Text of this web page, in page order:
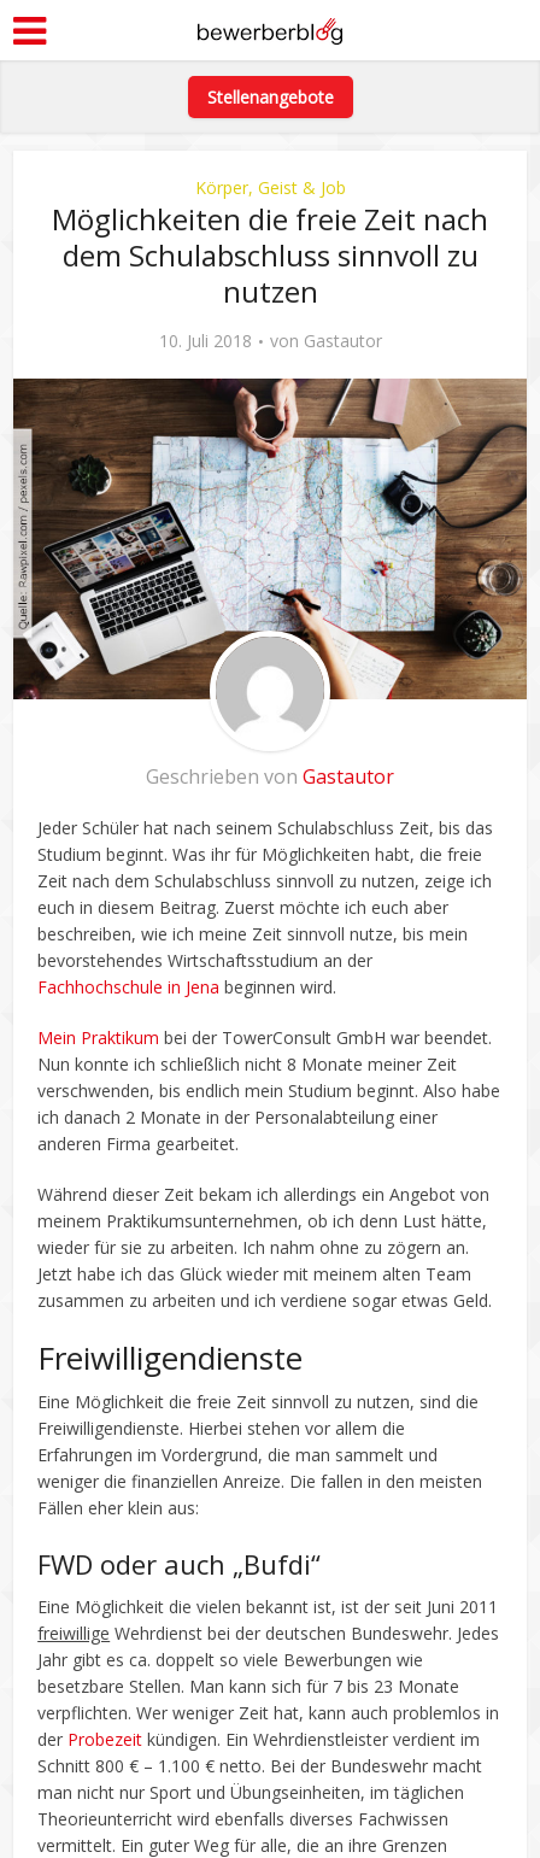
Stellenangebote
Körper, Geist & Job
Möglichkeiten die freie Zeit nach
dem Schulabschluss sinnvoll zu
nutzen
10. Juli 2018 von Gastautor
Geschrieben von Gastautor
Jeder Schüler hat nach seinem Schulabschluss Zeit, bis das
Studium beginnt. Was ihr für Möglichkeiten habt, die freie
Zeit nach dem Schulabschluss sinnvoll zu nutzen, zeige ich
euch in diesem Beitrag. Zuerst möchte ich euch aber
beschreiben, wie ich meine Zeit sinnvoll nutze, bis mein
bevorstehendes Wirtschaftsstudium an der
Fachhochschule in Jena beginnen wird.
Mein Praktikumbei der TowerConsult GmbH war beendet.
Nun konnte ich schließlich nicht 8 Monate meiner Zeit
verschwenden, bis endlich mein Studium beginnt. Also habe
ich danach 2 Monate in der Personalabteilung einer
anderen Firma gearbeitet.
Während dieser Zeit bekam ich allerdings ein Angebot von
meinem Praktikumsunternehmen, ob ich denn Lust hätte,
wieder für sie zu arbeiten. Ich nahm ohne zu zögern an.
Jetzt habe ich das Glück wieder mit meinem alten Team
zusammen zu arbeiten und ich verdiene sogar etwas Geld.
Freiwilligendienste
Eine Möglichkeit die freie Zeit sinnvoll zu nutzen, sind die
Freiwilligendienste. Hierbei stehen vor allem die
Erfahrungen im Vordergrund, die man sammelt und
weniger die finanziellen Anreize. Die fallen in den meisten
Fällen eher klein aus:
FWD oder auch „Bufdi“
Eine Möglichkeit die vielen bekannt ist, ist der seit Juni 2011
freiwillige Wehrdienst bei der deutschen Bundeswehr. Jedes
Jahr gibt es ca. doppelt so viele Bewerbungen wie
besetzbare Stellen. Man kann sich für 7 bis 23 Monate
verpflichten. Wer weniger Zeit hat, kann auch problemlos in
der Probezeit kündigen. Ein Wehrdienstleister verdient im
Schnitt 800 € – 1.100 € netto. Bei der Bundeswehr macht
man nicht nur Sport und Übungseinheiten, im täglichen
Theorieunterricht wird ebenfalls diverses Fachwissen
vermittelt. Ein guter Weg für alle, die an ihre Grenzen